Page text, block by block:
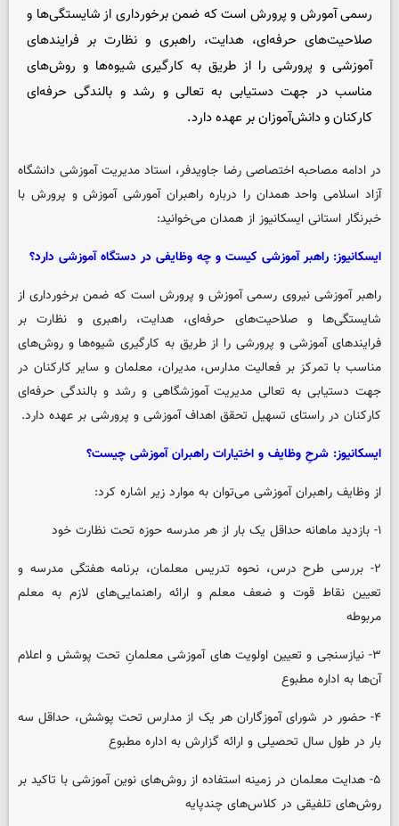
رسمی آمورش و پرورش است که ضمن برخورداری از شایستگی‌ها و
صلاحیت‌های حرفه‌ای، هدایت، راهبری و نظارت بر فرایندهای
آموزشی و پرورشی را از طریق به کارگیری شیوه‌ها و روش‌های
مناسب در جهت دستیابی به تعالی و رشد و بالندگی حرفه‌ای
کارکنان و دانش‌آموزان بر عهده دارد.
در ادامه مصاحبه اختصاصی رضا جاویدفر، استاد مدیریت آموزشی دانشگاه
آزاد اسلامی واحد همدان را درباره راهبران آمورشی آموزش و پرورش با
خبرنگار استانی ایسکانیوز از همدان می‌خوانید:
ایسکانیوز: راهبر آموزشی کیست و چه وظایفی در دستگاه آموزشی دارد؟
راهبر آموزشی نیروی رسمی آموزش و پرورش است که ضمن برخورداری از
شایستگی‌ها و صلاحیت‌های حرفه‌ای، هدایت، راهبری و نظارت بر
فرایندهای آموزشی و پرورشی را از طریق به کارگیری شیوه‌ها و روش‌های
مناسب با تمرکز بر فعالیت مدارس، مدیران، معلمان و سایر کارکنان در
جهت دستیابی به تعالی مدیریت آموزشگاهی و رشد و بالندگی حرفه‌ای
کارکنان در راستای تسهیل تحقق اهداف آموزشی و پرورشی بر عهده دارد.
ایسکانیوز: شرحِ وظایف و اختیارات راهبران آموزشی چیست؟
از وظایف راهبران آموزشی می‌توان به موارد زیر اشاره کرد:
۱- بازدید ماهانه حداقل یک بار از هر مدرسه حوزه تحت نظارت خود
۲- بررسی طرح درس، نحوه تدریس معلمان، برنامه هفتگی مدرسه و
تعیین نقاط قوت و ضعف معلم و ارائه راهنمایی‌های لازم به معلم
مربوطه
۳- نیازسنجی و تعیین اولویت های آموزشی معلمانِ تحت پوشش و اعلام
آن‌ها به اداره مطبوع
۴- حضور در شورای آموزگاران هر یک از مدارس تحت پوشش، حداقل سه
بار در طول سال تحصیلی و ارائه گزارش به اداره مطبوع
۵- هدایت معلمان در زمینه استفاده از روش‌های نوین آموزشی با تاکید بر
روش‌های تلفیقی در کلاس‌های چندپایه